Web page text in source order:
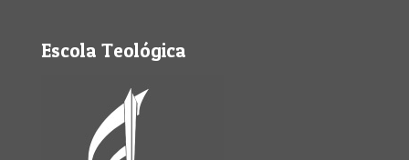
Escola Teológica